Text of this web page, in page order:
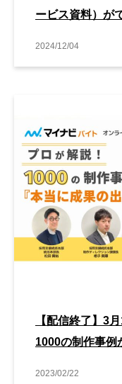
ービス資料）が
2024/12/04
【配信終了】3
1000の制作事例
2023/02/22